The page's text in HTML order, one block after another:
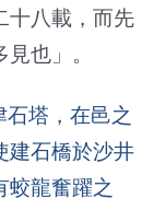
十八載，而先
也」。
石塔，在邑之
建石橋於沙井
蛟龍奮躍之